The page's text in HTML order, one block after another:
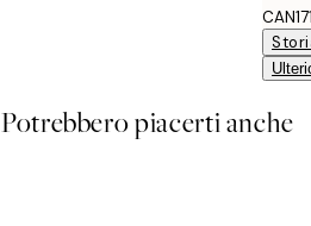
Potrebbero piacerti anche